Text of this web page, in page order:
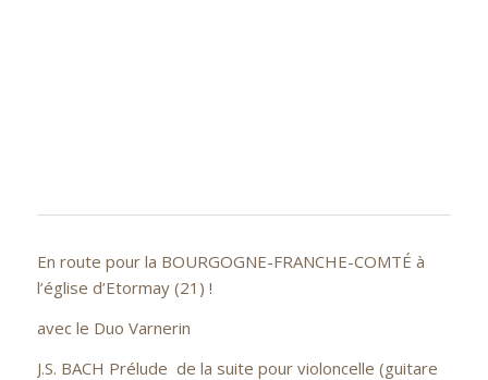
En route pour la BOURGOGNE-FRANCHE-COMTÉ à
l’église d’Etormay (21) !
avec le Duo Varnerin
J.S. BACH Prélude de la suite pour violoncelle (guitare